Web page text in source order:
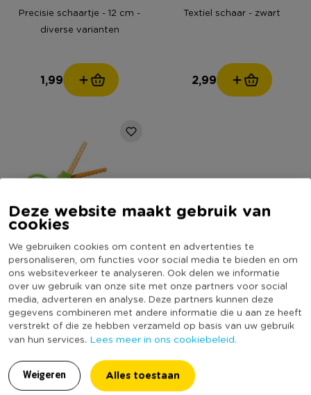
Deze website maakt gebruik van
cookies
We gebruiken cookies om content en advertenties te
personaliseren, om functies voor social media te bieden en om
ons websiteverkeer te analyseren. Ook delen we informatie
over uw gebruik van onze site met onze partners voor social
media, adverteren en analyse. Deze partners kunnen deze
gegevens combineren met andere informatie die u aan ze heeft
verstrekt of die ze hebben verzameld op basis van uw gebruik
van hun services. Lees meer in ons cookiebeleid.
Weigeren Alles toestaan
Precisie schaartje - 12 cm -
diverse varianten
1,99
Textiel schaar - zwart
2,99
Kartelschaar met 9
patronen - multikleur
5,99